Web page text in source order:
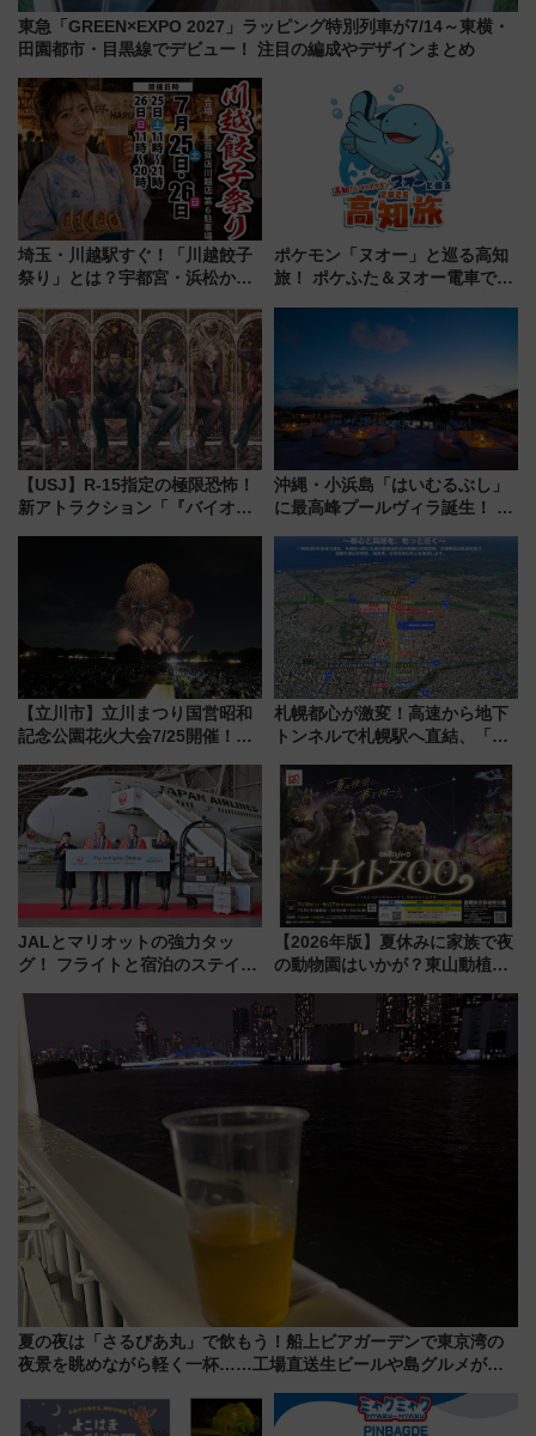
東急「GREEN×EXPO 2027」ラッピング特別列車が7/14～東横・
田園都市・目黒線でデビュー！ 注目の編成やデザインまとめ
埼玉・川越駅すぐ！「川越餃子
祭り」とは？宇都宮・浜松から
を食べ比べ【7月25日・26日開
催】
ポケモン「ヌオー」と巡る高知
旅！ ポケふた＆ヌオー電車で楽
路の絶景と絶品グルメを満喫！
【USJ】R-15指定の極限恐怖！
新アトラクション「『バイオハ
怖に泣き叫べ―
沖縄・小浜島「はいむるぶし」
に最高峰プールヴィラ誕生！ 石
美旅「何もしない贅沢」を体験
してみない？
【立川市】立川まつり国営昭和
記念公園花火大会7/25開催！
混雑に要注意、その理由は
札幌都心が激変！高速から地下
トンネルで札幌駅へ直結、「創
から本格着工、延長4.8km整備
事業の全貌
JALとマリオットの強力タッ
グ！ フライトと宿泊のステイタ
上級会員資格を効率よく獲得す
る方法を解説
【2026年版】夏休みに家族で夜
の動物園はいかが？東山動植物
ZOO」開催情報
夏の夜は「さるびあ丸」で飲もう！船上ビアガーデンで東京湾の
夜景を眺めながら軽く一杯……工場直送生ビールや島グルメが美